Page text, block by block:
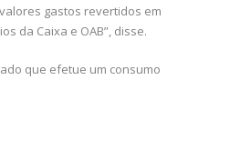
gastos revertidos em
da Caixa e OAB”, disse.
que efetue um consumo